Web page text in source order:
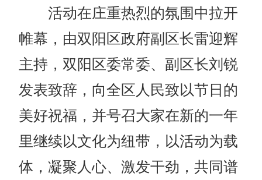
活动在庄重热烈的氛围中拉开
帷幕，由双阳区政府副区长雷迎辉
主持，双阳区委常委、副区长刘锐
发表致辞，向全区人民致以节日的
美好祝福，并号召大家在新的一年
里继续以文化为纽带，以活动为载
体，凝聚人心、激发干劲，共同谱